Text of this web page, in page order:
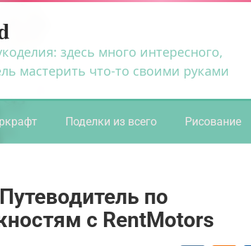
здесь много интересного,
мастерить что-то своими руками
Поделки из всего Рисование
по
с RentMotors